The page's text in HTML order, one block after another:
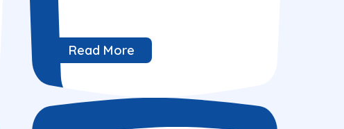
Read More